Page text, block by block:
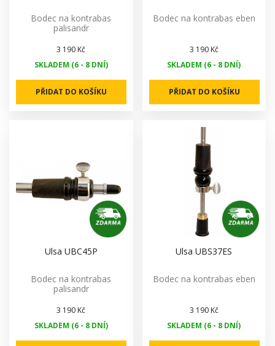
Bodec na kontrabas
palisandr
3 190 Kč
SKLADEM (6 - 8 DNÍ)
PŘIDAT DO KOŠÍKU
Bodec na kontrabas eben
3 190 Kč
SKLADEM (6 - 8 DNÍ)
PŘIDAT DO KOŠÍKU
Ulsa UBC45P
Bodec na kontrabas
palisandr
3 190 Kč
SKLADEM (6 - 8 DNÍ)
Ulsa UBS37ES
Bodec na kontrabas eben
3 190 Kč
SKLADEM (6 - 8 DNÍ)